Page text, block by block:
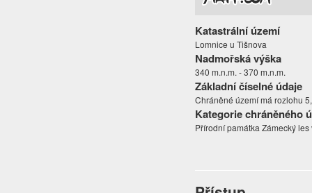
Katastrální území
Lomnice u Tišnova
Nadmořská výška
340 m.n.m. - 370 m.n.m.
Základní číselné údaje
Chráněné území má rozlohu
Kategorie chráněného
Přírodní památka Zámecký